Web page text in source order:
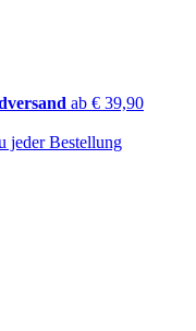
ab € 39,90
jeder Bestellung